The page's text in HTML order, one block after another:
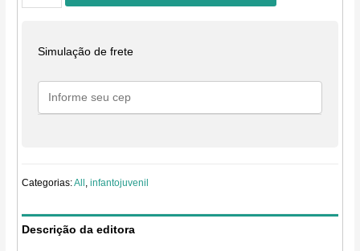
Esfarrapado:
outros
Simulação de frete
Categorias:All ,infantojuvenil
Descrição da editora